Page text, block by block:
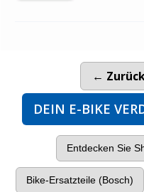
←
DEIN E-BIKE
Entdecken Sie
Bike-Ersatzteile (Bosch)